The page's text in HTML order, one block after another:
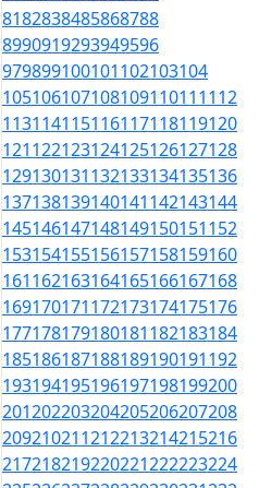
8182838485868788
8990919293949596
979899100101102103104
105106107108109110111112
113114115116117118119120
121122123124125126127128
129130131132133134135136
137138139140141142143144
145146147148149150151152
153154155156157158159160
161162163164165166167168
169170171172173174175176
177178179180181182183184
185186187188189190191192
193194195196197198199200
201202203204205206207208
209210211212213214215216
217218219220221222223224